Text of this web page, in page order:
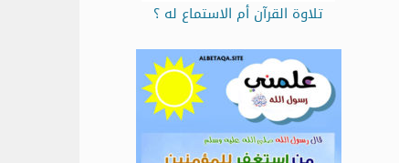
تلاوة القرآن أم الاستماع له ؟